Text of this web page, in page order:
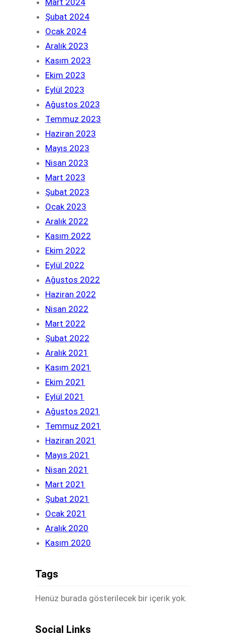
Şubat 2024
Ocak 2024
Aralık 2023
Kasım 2023
Ekim 2023
Eylül 2023
Ağustos 2023
Temmuz 2023
Haziran 2023
Mayıs 2023
Nisan 2023
Mart 2023
Şubat 2023
Ocak 2023
Aralık 2022
Kasım 2022
Ekim 2022
Eylül 2022
Ağustos 2022
Haziran 2022
Nisan 2022
Mart 2022
Şubat 2022
Aralık 2021
Kasım 2021
Ekim 2021
Eylül 2021
Ağustos 2021
Temmuz 2021
Haziran 2021
Mayıs 2021
Nisan 2021
Mart 2021
Şubat 2021
Ocak 2021
Aralık 2020
Kasım 2020
Tags
Henüz burada gösterilecek bir içerik yok.
Social Links